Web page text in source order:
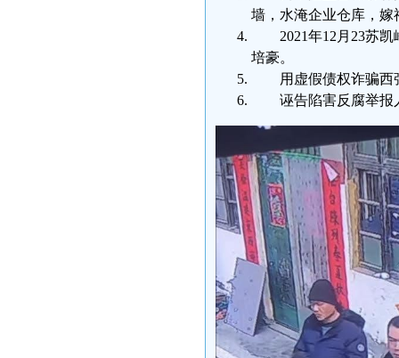
墙，水淹企业仓库，嫁
2021年12月23苏
培豪。
用虚假债权诈骗
诬告陷害反腐举报